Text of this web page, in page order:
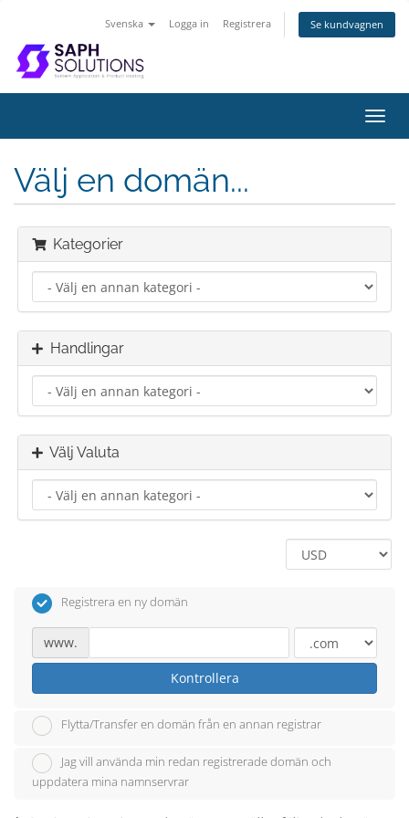
Svenska Logga in Registrera Se kundvagnen
Växla
Välj en domän...
Kategorier
Handlingar
Välj Valuta
Registrera en ny domän
www.
Kontrollera
Flytta/Transfer en domän från en annan registrar
Jag vill använda min redan registrerade domän och
uppdatera mina namnservrar